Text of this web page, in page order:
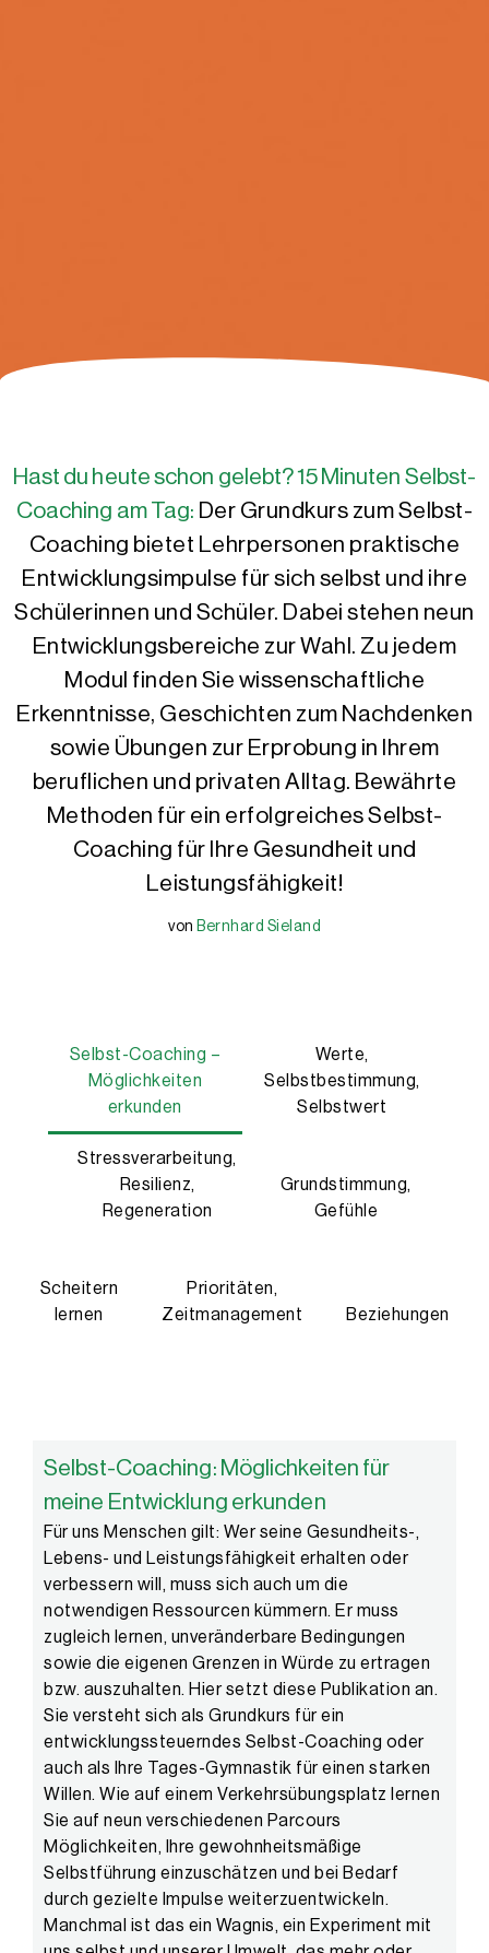
Hast du heute schon gelebt? 15 Minuten Selbst-
Coaching am Tag: Der Grundkurs zum Selbst-
Coaching bietet Lehrpersonen praktische
Entwicklungsimpulse für sich selbst und ihre
Schülerinnen und Schüler. Dabei stehen neun
Entwicklungsbereiche zur Wahl. Zu jedem
Modul finden Sie wissenschaftliche
Erkenntnisse, Geschichten zum Nachdenken
sowie Übungen zur Erprobung in Ihrem
beruflichen und privaten Alltag. Bewährte
Methoden für ein erfolgreiches Selbst-
Coaching für Ihre Gesundheit und
Leistungsfähigkeit!
von
Er leitete mehrjährige Schulentwicklungsprojekte an über 90
sieland.eu
Bernhard Sieland
Selbst-Coaching –
Möglichkeiten
erkunden
Werte,
Selbstbestimmung,
Selbstwert
Stressverarbeitung,
Resilienz,
Regeneration
Grundstimmung,
Gefühle
Scheitern
lernen
Prioritäten,
Zeitmanagement
Beziehungen
Selbst-Coaching: Möglichkeiten für
meine Entwicklung erkunden
Für uns Menschen gilt: Wer seine Gesundheits-,
Lebens- und Leistungsfähigkeit erhalten oder
verbessern will, muss sich auch um die
notwendigen Ressourcen kümmern. Er muss
zugleich lernen, unveränderbare Bedingungen
sowie die eigenen Grenzen in Würde zu ertragen
bzw. auszuhalten. Hier setzt diese Publikation an.
Sie versteht sich als Grundkurs für ein
entwicklungssteuerndes Selbst-Coaching oder
auch als Ihre Tages-Gymnastik für einen starken
Willen. Wie auf einem Verkehrsübungsplatz lernen
Sie auf neun verschiedenen Parcours
Möglichkeiten, Ihre gewohnheitsmäßige
Selbstführung einzuschätzen und bei Bedarf
durch gezielte Impulse weiterzuentwickeln.
Manchmal ist das ein Wagnis, ein Experiment mit